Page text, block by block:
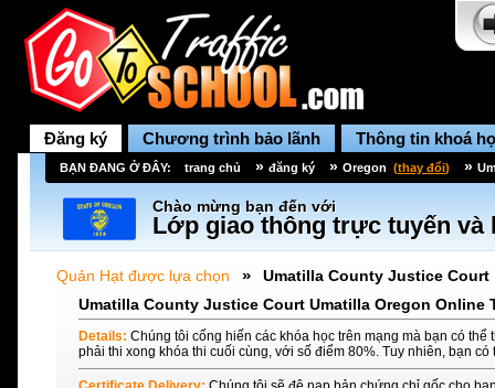
Đăng ký Chương trình bảo lãnh Thông tin khoá
BẠN ĐANG Ở ĐÂY: trang chủ » đăng ký » Oregon (thay đổi) »
Chào mừng bạn đến với
Lớp giao thông trực tuyến và
Quản Hạt được lựa chọn »
Umatilla County Justice Court
Umatilla County Justice Court Umatilla Oregon
Details: Chúng tôi cống hiến các khóa học trên mạng mà bạn có
phải thi xong khóa thi cuối cùng, với số điểm 80%. Tuy nhiên, bạn